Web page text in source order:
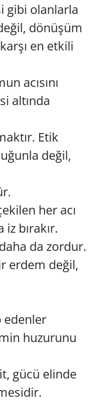
gibi olanlarla
dönüşüm
en etkili
acısını
altında
Etik
değil,
her acı
bırakır.
daha da zordur.
erdem değil,
edenler
huzurunu
gücü elinde